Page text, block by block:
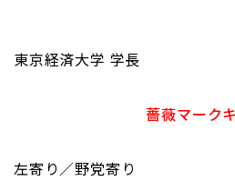
東京経済大学 学長
薔薇マーク
左寄り／野党寄り